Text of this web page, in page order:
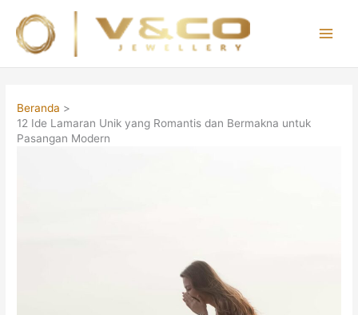
konten
Beranda
12 Ide Lamaran Unik yang Romantis dan Bermakna untuk
Pasangan Modern